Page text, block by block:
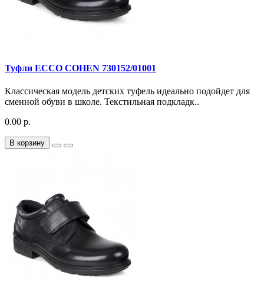
Туфли ECCO COHEN 730152/01001
Классическая модель детских туфель идеально подойдет для
сменной обуви в школе. Текстильная подкладк..
0.00 р.
В корзину